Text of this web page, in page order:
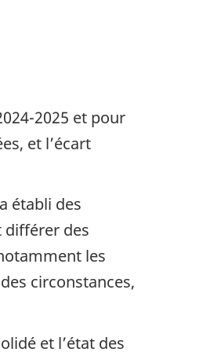
2025 et pour
et l’écart
établi des
différer des
les
circonstances,
et l’état des